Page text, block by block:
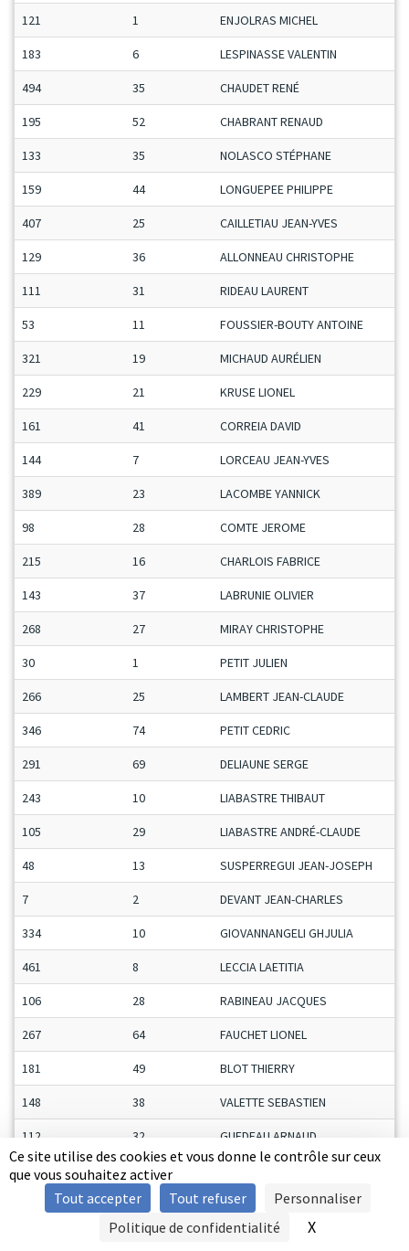
Ce site utilise des cookies et vous donne le contrôle sur ceux
que vous souhaitez activer
Tout accepter
Tout refuser
Personnaliser
Politique de confidentialité
X
121 1 ENJOLRAS MICHEL
183 6 LESPINASSE VALENTIN
494 35 CHAUDET RENÉ
195 52 CHABRANT RENAUD
133 35 NOLASCO STÉPHANE
159 44 LONGUEPEE PHILIPPE
407 25 CAILLETIAU JEAN-YVES
129 36 ALLONNEAU CHRISTOPHE
111 31 RIDEAU LAURENT
53 11 FOUSSIER-BOUTY ANTOINE
321 19 MICHAUD AURÉLIEN
229 21 KRUSE LIONEL
161 41 CORREIA DAVID
144 7 LORCEAU JEAN-YVES
389 23 LACOMBE YANNICK
98 28 COMTE JEROME
215 16 CHARLOIS FABRICE
143 37 LABRUNIE OLIVIER
268 27 MIRAY CHRISTOPHE
30 1 PETIT JULIEN
266 25 LAMBERT JEAN-CLAUDE
346 74 PETIT CEDRIC
291 69 DELIAUNE SERGE
243 10 LIABASTRE THIBAUT
105 29 LIABASTRE ANDRÉ-CLAUDE
48 13 SUSPERREGUI JEAN-JOSEPH
7 2 DEVANT JEAN-CHARLES
334 10 GIOVANNANGELI GHJULIA
461 8 LECCIA LAETITIA
106 28 RABINEAU JACQUES
267 64 FAUCHET LIONEL
181 49 BLOT THIERRY
148 38 VALETTE SEBASTIEN
112 32 GUEDEAU ARNAUD
261 24
34 DESBOURDES ANDRÉ
11 DESBOURDES BERNADETTE
SIGNALER UNE VIOLENCE